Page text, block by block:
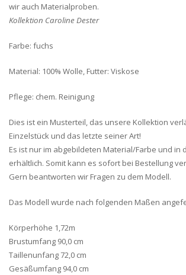
wir auch Materialproben.
Kollektion Caroline Dester
Farbe: fuchs
Material: 100% Wolle, Futter: Viskose
Pflege: chem. Reinigung
Dies ist ein Musterteil, das unsere Kollektion
Einzelstück und das letzte seiner Art!
Es ist nur im abgebildeten Material/Farbe und in
erhältlich. Somit kann es sofort bei Bestellung
Gern beantworten wir Fragen zu dem Modell.
Das Modell wurde nach folgenden Maßen
Körperhöhe 1,72m
Brustumfang 90,0 cm
Taillenunfang 72,0 cm
Gesäßumfang 94,0 cm